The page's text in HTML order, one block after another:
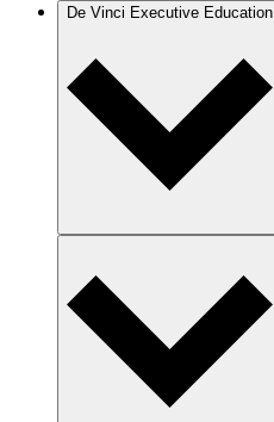
De Vinci Executive Education